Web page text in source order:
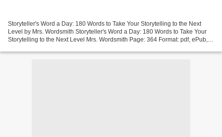
Storyteller's Word a Day: 180 Words to Take Your Storytelling to the Next
Level by Mrs. Wordsmith Storyteller's Word a Day: 180 Words to Take Your
Storytelling to the Next Level Mrs. Wordsmith Page: 364 Format: pdf, ePub,